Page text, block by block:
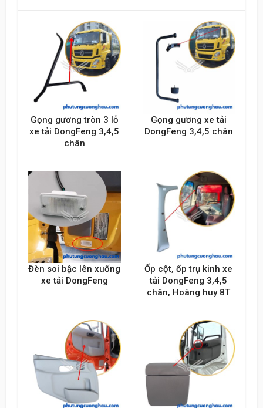
Gọng gương tròn 3 lỗ
xe tải DongFeng 3,4,5
chân
Gọng gương xe tải
DongFeng 3,4,5 chân
Đèn soi bậc lên xuống
xe tải DongFeng
Ốp cột, ốp trụ kinh xe
tải DongFeng 3,4,5
chân, Hoàng huy 8T